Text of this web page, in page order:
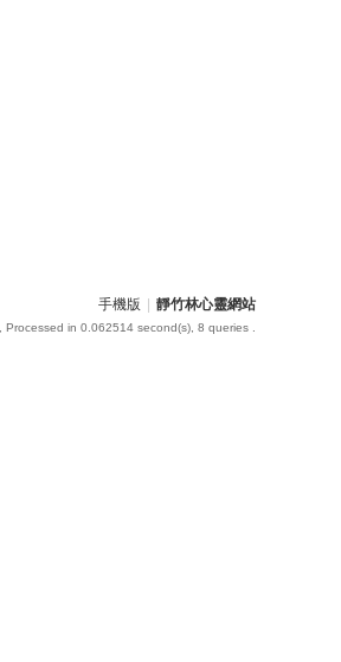
手機版 靜竹林心靈網站
, Processed in 0.062514 second(s), 8 queries .